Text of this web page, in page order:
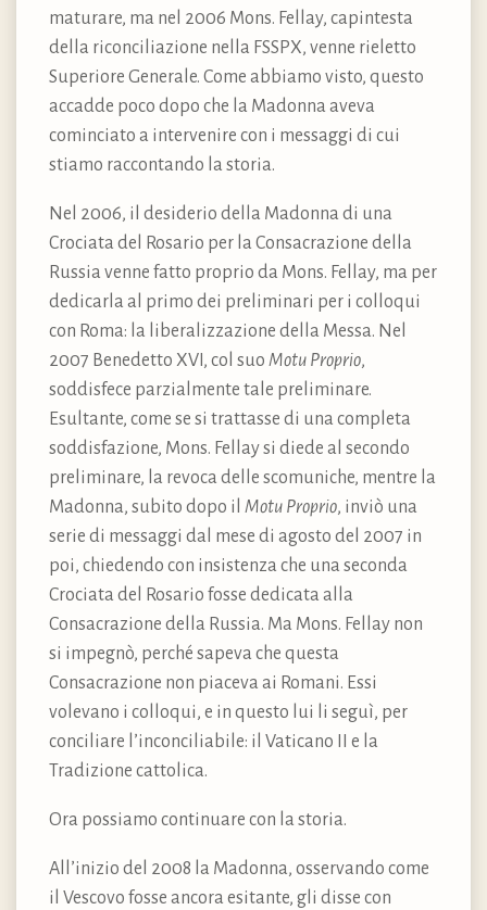
maturare, ma nel 2006 Mons. Fellay, capintesta
della riconciliazione nella FSSPX, venne rieletto
Superiore Generale. Come abbiamo visto, questo
accadde poco dopo che la Madonna aveva
cominciato a intervenire con i messaggi di cui
stiamo raccontando la storia.
Nel 2006, il desiderio della Madonna di una
Crociata del Rosario per la Consacrazione della
Russia venne fatto proprio da Mons. Fellay, ma per
dedicarla al primo dei preliminari per i colloqui
con Roma: la liberalizzazione della Messa. Nel
2007 Benedetto XVI, col suo Motu Proprio,
soddisfece parzialmente tale preliminare.
Esultante, come se si trattasse di una completa
soddisfazione, Mons. Fellay si diede al secondo
preliminare, la revoca delle scomuniche, mentre la
Madonna, subito dopo il Motu Proprio, inviò una
serie di messaggi dal mese di agosto del 2007 in
poi, chiedendo con insistenza che una seconda
Crociata del Rosario fosse dedicata alla
Consacrazione della Russia. Ma Mons. Fellay non
si impegnò, perché sapeva che questa
Consacrazione non piaceva ai Romani. Essi
volevano i colloqui, e in questo lui li seguì, per
conciliare l’inconciliabile: il Vaticano II e la
Tradizione cattolica.
Ora possiamo continuare con la storia.
All’inizio del 2008 la Madonna, osservando come
il Vescovo fosse ancora esitante, gli disse con